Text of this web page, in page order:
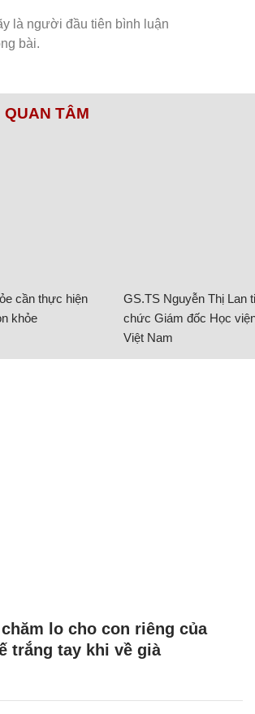
QUAN TÂM
cần thực hiện
khỏe
GS.TS Nguyễn Thị Lan
chức Giám đốc Học
Việt Nam
lo cho con riêng của
trắng tay khi về già